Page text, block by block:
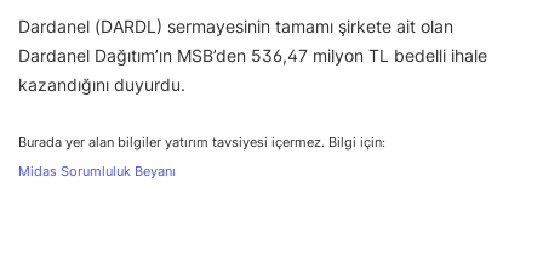
Dardanel (DARDL) sermayesinin tamamı şirkete ait olan
Dardanel Dağıtım’ın MSB’den 536,47 milyon TL bedelli ihale
kazandığını duyurdu.
Burada yer alan bilgiler yatırım tavsiyesi içermez. Bilgi için:
Midas Sorumluluk Beyanı